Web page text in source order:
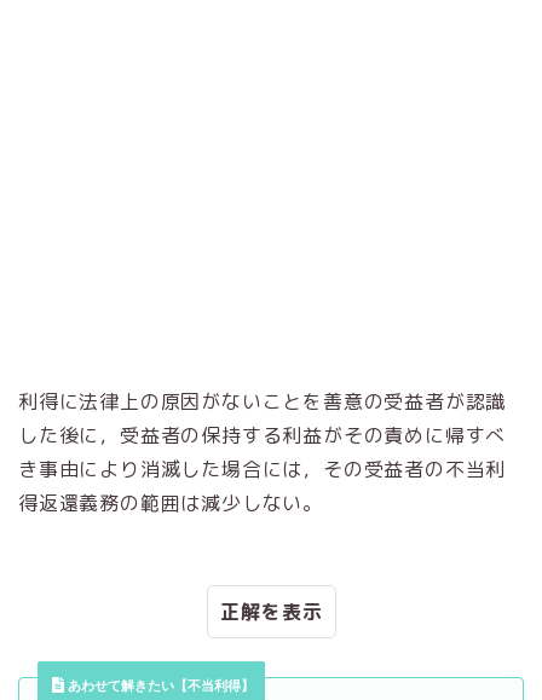
利得に法律上の原因がないことを善意の受益者が認識
した後に，受益者の保持する利益がその責めに帰すべ
き事由により消滅した場合には，その受益者の不当利
得返還義務の範囲は減少しない。
正解
あわせて解きたい【不当利得】